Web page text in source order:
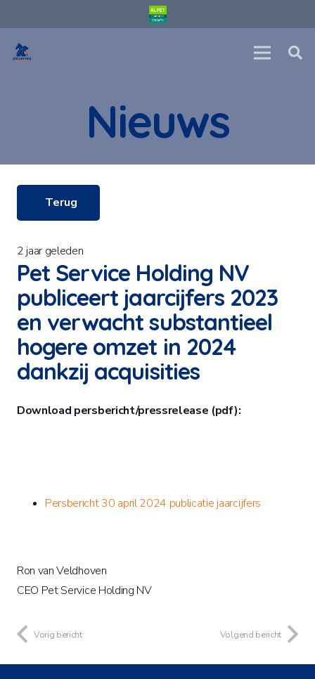
Nieuws
Terug
2 jaar geleden
Pet Service Holding NV
publiceert jaarcijfers 2023
en verwacht substantieel
hogere omzet in 2024
dankzij acquisities
Download persbericht/pressrelease (pdf):
Persbericht 30 april 2024 publicatie jaarcijfers
Ron van Veldhoven
CEO Pet Service Holding NV
Vorig bericht Volgend bericht